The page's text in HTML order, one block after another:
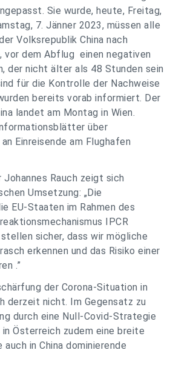
Sie wurde, heute, Freitag,
7. Jänner 2023, müssen alle
Volksrepublik China nach
vor dem Abflug einen negativen
der nicht älter als 48 Stunden sein
für die Kontrolle der Nachweise
bereits vorab informiert. Der
landet am Montag in Wien.
über
Einreisende am Flughafen
Rauch zeigt sich
Umsetzung: „Die
EU-Staaten im Rahmen des
IPCR
sicher, dass wir mögliche
erkennen und das Risiko einer
.”
der Corona-Situation in
derzeit nicht. Im Gegensatz zu
durch eine Null-Covid-Strategie
Österreich zudem eine breite
in China dominierende